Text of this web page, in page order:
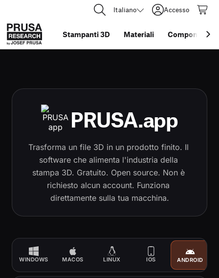
Italiano Accesso
Stampanti 3D Materiali Componenti e
PRUSA.app
Trasforma un file 3D in un prodotto finito. Il
software che alimenta l'industria della
stampa 3D. Gratuito. Open source. Non è
richiesto alcun account. Funziona
direttamente sulla tua macchina.
WINDOWS MACOS LINUX IOS ANDROID